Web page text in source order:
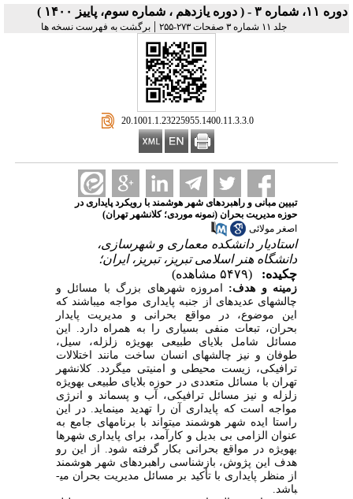
دوره ۱۱، شماره ۳ - ( دوره یازدهم ، شماره سوم، پاییز ۱۴۰۰ )
جلد ۱۱ شماره ۳ صفحات ۲۷۳-۲۵۵ | برگشت به فهرست نسخه ها
‎ 20.1001.1.23225955.1400.11.3.3.0
تبیین مبانی و راهبردهای شهر هوشمند با رویکرد پایداری در
حوزه مدیریت بحران (نمونه موردی؛ کلانشهر تهران)
اصغر مولائی
استادیار دانشکده معماری و شهرسازی،
دانشگاه هنر اسلامی تبریز، تبریز، ایران؛
چکیده:
(۵۴۷۹ مشاهده)
زمینه و هدف: امروزه شهرهای بزرگ با مسائل و
چالشهای عدیده­ای از جنبه پایداری مواجه می­باشند که
این موضوع، در مواقع بحرانی و مدیریت پایدار
بحران، تبعات منفی بسیاری را به همراه دارد. این
مسائل شامل بلایای طبیعی به­ویژه زلزله، سیل،
طوفان و نیز چالش­های انسان ساخت مانند اختلالات
ترافیکی، زیست محیطی و امنیتی می­گردد. کلانشهر
تهران با مسائل متعددی در حوزه بلایای طبیعی به­ویژه
زلزله و نیز مسائل ترافیکی، آب و پسماند و انرژی
مواجه است که پایداری آن را تهدید می­نماید. در این
راستا ایده شهر هوشمند می­تواند با برنامه­ای جامع به
عنوان الزامی بی بدیل و کارآمد، برای پایداری شهرها
به­ویژه در مواقع بحرانی بکار گرفته شود. از این رو
هدف این پژوش، بازشناسی راهبردهای شهر هوشمند
از منظر پایداری با تأکید بر مسائل مدیریت بحران می­
باشد.